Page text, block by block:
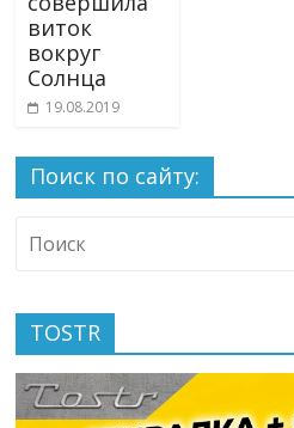
виток
вокруг
Солнца
19.08.2019
Поиск по сайту:
TOSTR